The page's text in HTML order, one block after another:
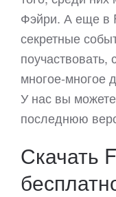
Фэйри. А еще в
секретные
многое-многое
У нас вы можете
последнюю
Скачать